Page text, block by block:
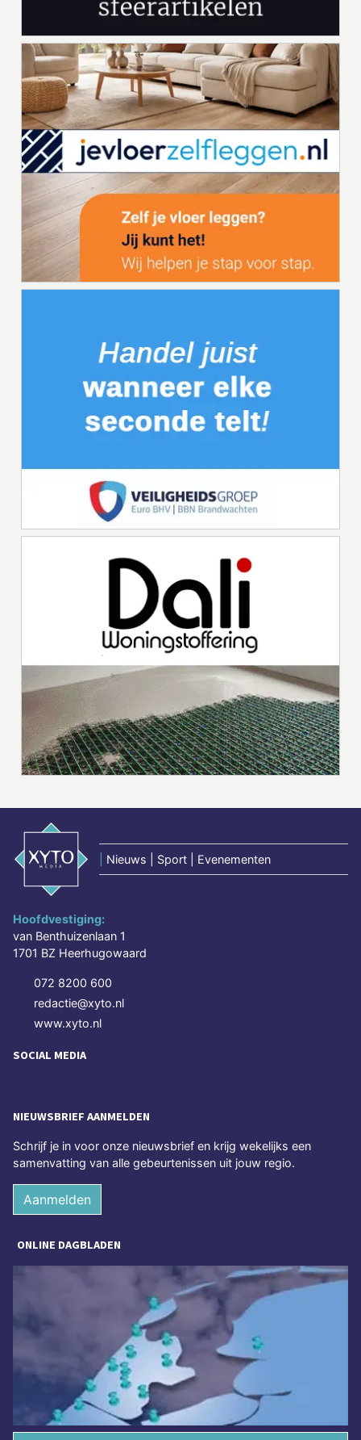
Nieuws | Sport | Evenementen
Hoofdvestiging:
van Benthuizenlaan 1
1701 BZ Heerhugowaard
072 8200 600
redactie@xyto.nl
www.xyto.nl
SOCIAL MEDIA
NIEUWSBRIEF AANMELDEN
Schrijf je in voor onze nieuwsbrief en krijg wekelijks een
samenvatting van alle gebeurtenissen uit jouw regio.
Aanmelden
ONLINE DAGBLADEN